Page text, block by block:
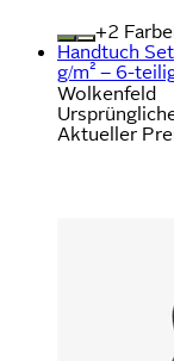
+
Handtuch
g/m² – 6-
Wolkenfeld
Aktueller